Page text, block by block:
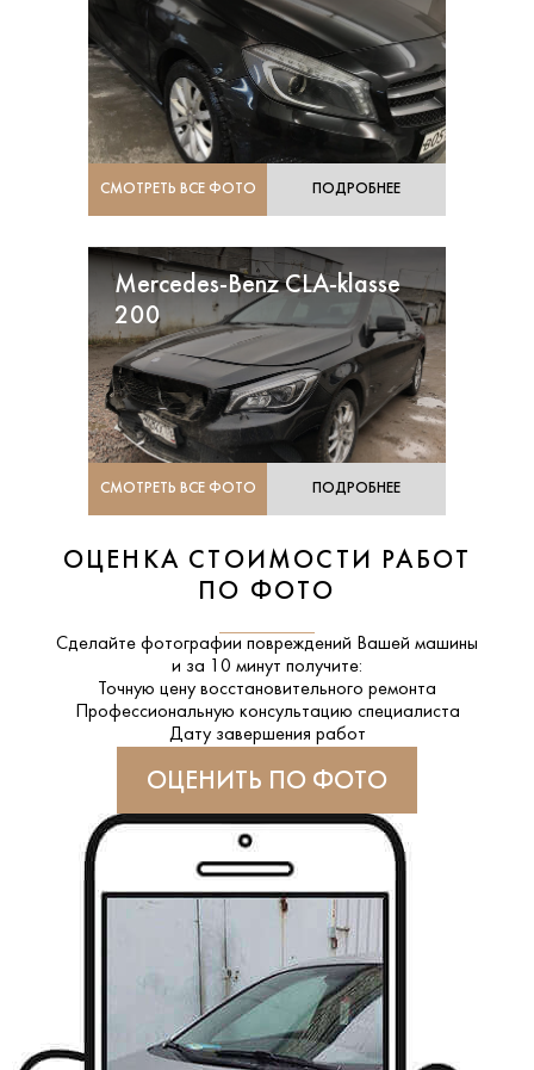
СМОТРЕТЬ ВСЕ ФОТО ПОДРОБНЕЕ
Mercedes-Benz CLA-klasse
200
СМОТРЕТЬ ВСЕ ФОТО ПОДРОБНЕЕ
ОЦЕНКА СТОИМОСТИ РАБОТ
ПО ФОТО
Сделайте фотографии повреждений Вашей машины
и за 10 минут получите:
Точную цену восстановительного ремонта
Профессиональную консультацию специалиста
Дату завершения работ
ОЦЕНИТЬ ПО ФОТО